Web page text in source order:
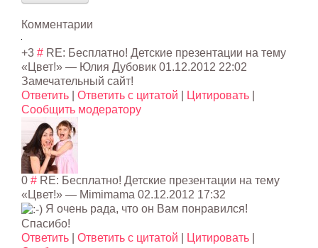
Комментарии
+3 # RE: Бесплатно! Детские презентации на тему
«Цвет!» — Юлия Дубовик 01.12.2012 22:02
Замечательный сайт!
Ответить
Ответить с цитатой Цитировать
Сообщить модератору
0 # RE: Бесплатно! Детские презентации на тему
«Цвет!» — Mimimama 02.12.2012 17:32
Я очень рада, что он Вам понравился!
Спасибо!
Ответить
Ответить с цитатой Цитировать